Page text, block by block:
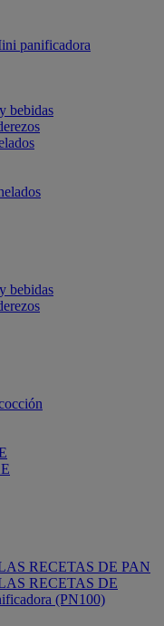
panificadora
bebidas
bebidas
RECETAS DE PAN
RECETAS DE
(PN100)